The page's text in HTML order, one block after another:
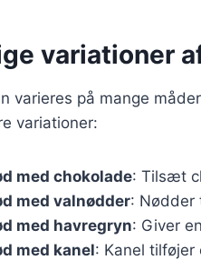
variationer
varieres på mange
variationer:
med chokolade: Tilsæt
med valnødder: Nødder
med havregryn: Giver
med kanel: Kanel tilføjer